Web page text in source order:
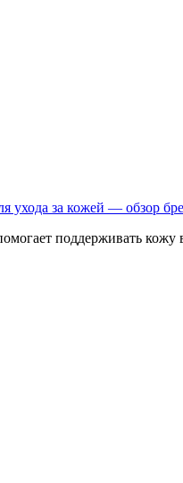
ухода за кожей — обзор
поддерживать кожу